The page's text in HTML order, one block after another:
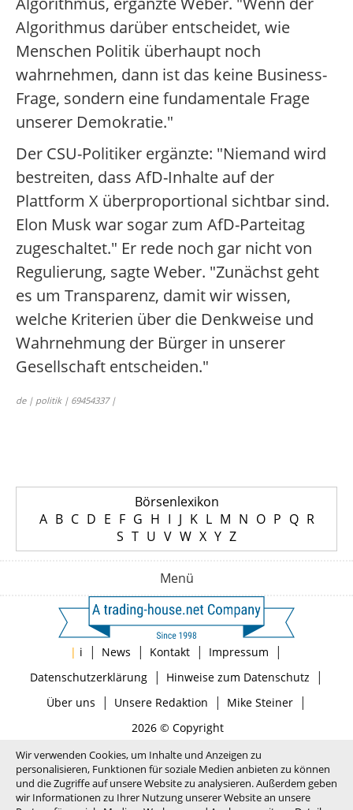
Algorithmus darüber entscheidet, wie
Menschen Politik überhaupt noch
wahrnehmen, dann ist das keine Business-
Frage, sondern eine fundamentale Frage
unserer Demokratie."
Der CSU-Politiker ergänzte: "Niemand wird
bestreiten, dass AfD-Inhalte auf der
Plattform X überproportional sichtbar sind.
Elon Musk war sogar zum AfD-Parteitag
zugeschaltet." Er rede noch gar nicht von
Regulierung, sagte Weber. "Zunächst geht
es um Transparenz, damit wir wissen,
welche Kriterien über die Denkweise und
Wahrnehmung der Bürger in unserer
Gesellschaft entscheiden."
de | politik | 69454337 |
Börsenlexikon
A B C D E F G H I J K L M N O P Q R
S T U V W X Y Z
Menü
| i | News | Kontakt | Impressum |
Datenschutzerklärung| Hinweise zum Datenschutz |
Über uns | Unsere Redaktion | Mike Steiner|
2026 © Copyright
Wir verwenden Cookies, um Inhalte und Anzeigen zu
personalisieren, Funktionen für soziale Medien anbieten zu können
und die Zugriffe auf unsere Website zu analysieren. Außerdem geben
wir Informationen zu Ihrer Nutzung unserer Website an unsere